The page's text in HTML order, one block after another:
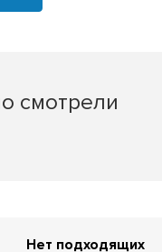
смотрели
Нет подходящих